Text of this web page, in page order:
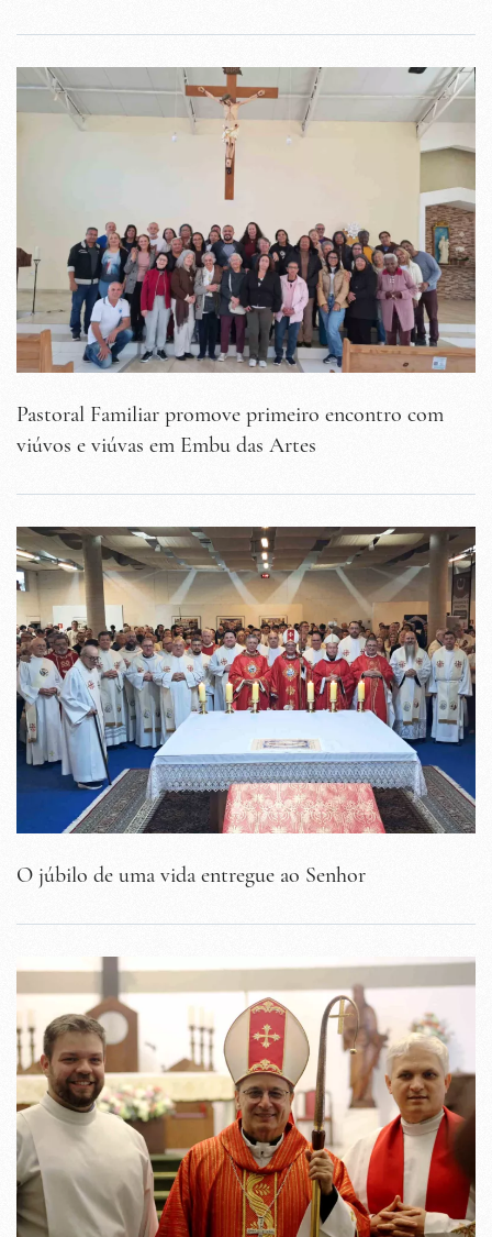
Pastoral Familiar promove primeiro encontro com
viúvos e viúvas em Embu das Artes
O júbilo de uma vida entregue ao Senhor